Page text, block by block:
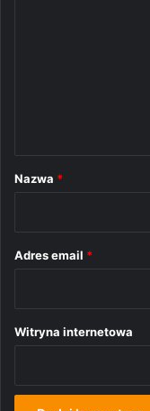
r
Nazwa *
Adres email *
Witryna internetowa